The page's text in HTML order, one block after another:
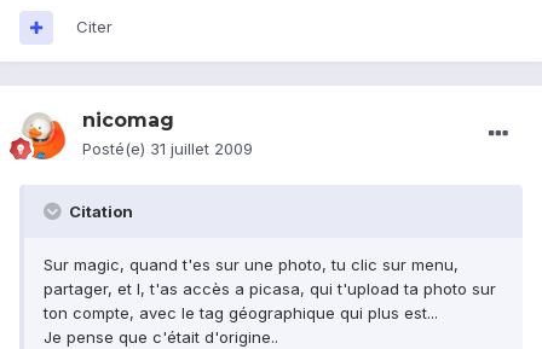
Citer
nicomag
Posté(e) 31 juillet 2009
Citation
Sur magic, quand t'es sur une photo, tu clic sur menu,
partager, et l, t'as accès a picasa, qui t'upload ta photo sur
ton compte, avec le tag géographique qui plus est...
Je pense que c'était d'origine..